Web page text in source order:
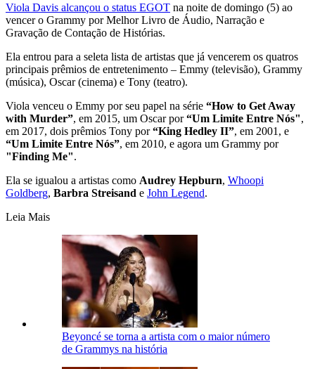
Viola Davis alcançou o status EGOT na noite de domingo (5) ao
vencer o Grammy por Melhor Livro de Áudio, Narração e
Gravação de Contação de Histórias.
Ela entrou para a seleta lista de artistas que já vencerem os quatros
principais prêmios de entretenimento – Emmy (televisão), Grammy
(música), Oscar (cinema) e Tony (teatro).
Viola venceu o Emmy por seu papel na série “How to Get Away
with Murder”, em 2015, um Oscar por“Um Limite Entre Nós",
em 2017, dois prêmios Tony por“King Hedley II”, em 2001, e
“Um Limite Entre Nós”, em 2010, e agora um Grammy por
"Finding Me".
Ela se igualou a artistas como Audrey Hepburn, Whoopi
Goldberg, Barbra Streisand e John Legend.
Leia Mais
Beyoncé se torna a artista com o maior número
de Grammys na história